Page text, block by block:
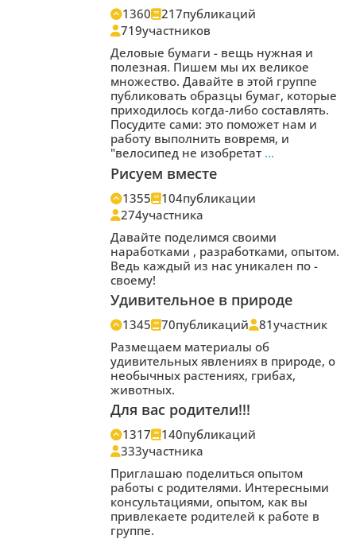
1360 217публикаций
719участников
Деловые бумаги - вещь нужная и
полезная. Пишем мы их великое
множество. Давайте в этой группе
публиковать образцы бумаг, которые
приходилось когда-либо составлять.
Посудите сами: это поможет нам и
работу выполнить вовремя, и
"велосипед не изобретат …
Рисуем вместе
1355 104публикации
274участника
Давайте поделимся своими
наработками , разработками, опытом.
Ведь каждый из нас уникален по -
своему!
Удивительное в природе
1345 70публикаций 81участник
Размещаем материалы об
удивительных явлениях в природе, о
необычных растениях, грибах,
животных.
Для вас родители!!!
1317 140публикаций
333участника
Приглашаю поделиться опытом
работы с родителями. Интересными
консультациями, опытом, как вы
привлекаете родителей к работе в
группе.